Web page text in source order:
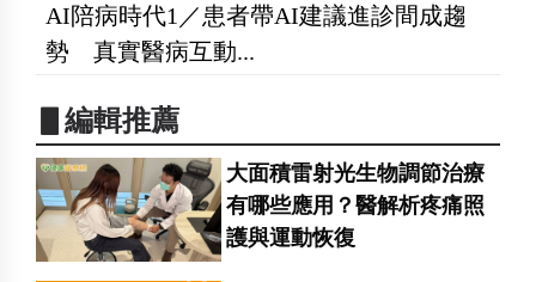
AI陪病時代1／患者帶AI建議進診間成趨
勢 真實醫病互動...
▋編輯推薦
大面積雷射光生物調節治療
有哪些應用？醫解析疼痛照
護與運動恢復